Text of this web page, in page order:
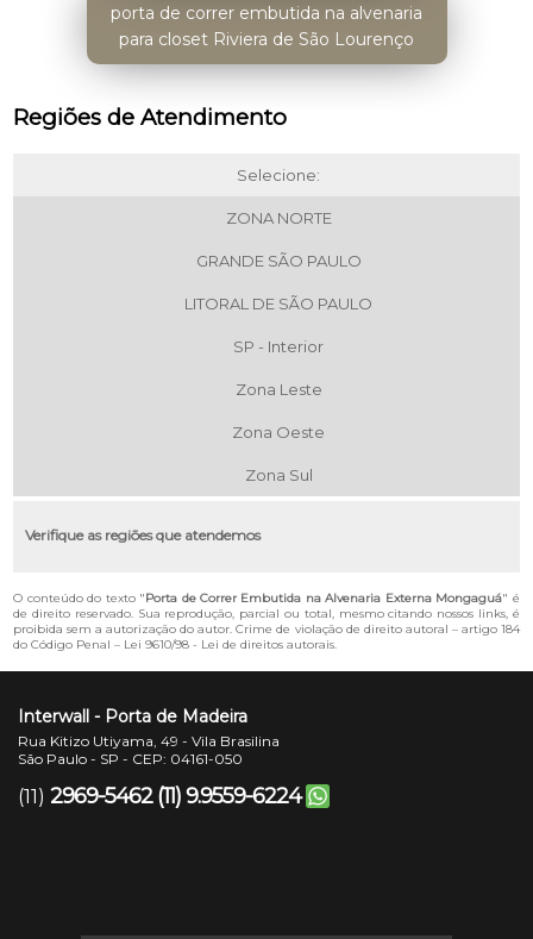
porta de correr embutida na alvenaria
para closet Riviera de São Lourenço
Regiões de Atendimento
Selecione:
ZONA NORTE
GRANDE SÃO PAULO
LITORAL DE SÃO PAULO
SP - Interior
Zona Leste
Zona Oeste
Zona Sul
Verifique as regiões que atendemos
O conteúdo do texto "Porta de Correr Embutida na Alvenaria Externa Mongaguá" é
de direito reservado. Sua reprodução, parcial ou total, mesmo citando nossos links, é
proibida sem a autorização do autor. Crime de violação de direito autoral – artigo 184
do Código Penal – Lei 9610/98 - Lei de direitos autorais.
Interwall - Porta de Madeira
Rua Kitizo Utiyama, 49 - Vila Brasilina
São Paulo - SP - CEP: 04161-050
(11) 2969-5462 (11) 9.9559-6224